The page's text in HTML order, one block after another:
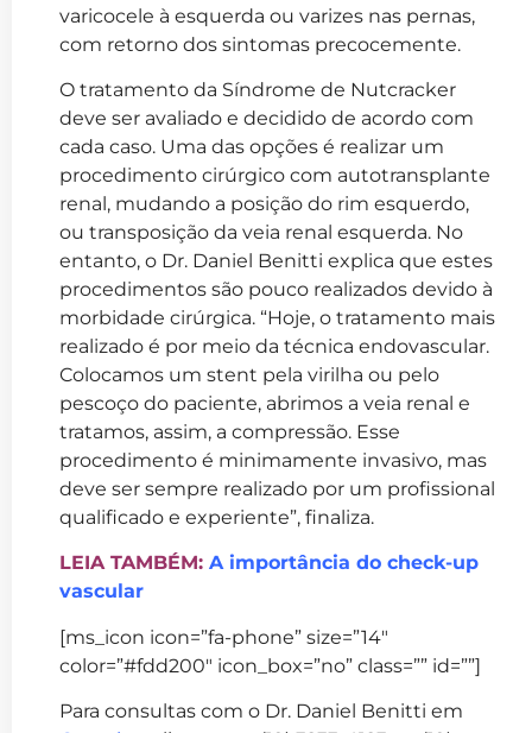
varicocele à esquerda ou varizes nas pernas,
com retorno dos sintomas precocemente.
O tratamento da Síndrome de Nutcracker
deve ser avaliado e decidido de acordo com
cada caso. Uma das opções é realizar um
procedimento cirúrgico com autotransplante
renal, mudando a posição do rim esquerdo,
ou transposição da veia renal esquerda. No
entanto, o Dr. Daniel Benitti explica que estes
procedimentos são pouco realizados devido à
morbidade cirúrgica. “Hoje, o tratamento mais
realizado é por meio da técnica endovascular.
Colocamos um stent pela virilha ou pelo
pescoço do paciente, abrimos a veia renal e
tratamos, assim, a compressão. Esse
procedimento é minimamente invasivo, mas
deve ser sempre realizado por um profissional
qualificado e experiente”, finaliza.
LEIA TAMBÉM: A importância do check-up
vascular
[ms_icon icon=”fa-phone” size=”14″
color=”#fdd200″ icon_box=”no” class=”” id=””]
Para consultas com o Dr. Daniel Benitti em